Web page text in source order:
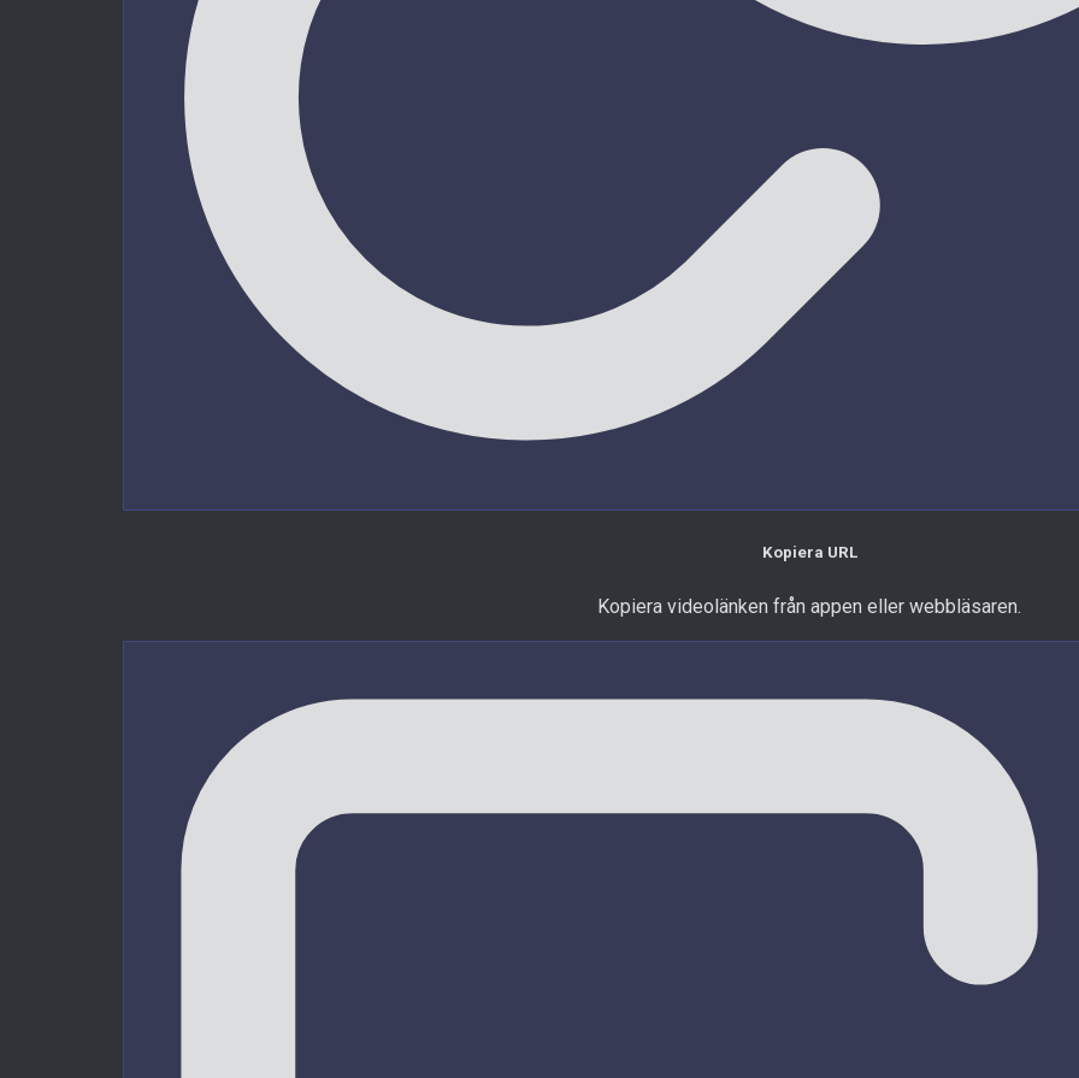
Kopiera URL
Kopiera videolänken från appen eller webbläsaren.